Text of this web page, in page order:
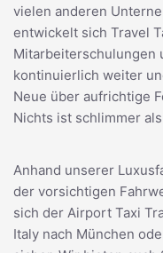
vielen anderen
entwickelt sich Travel
Mitarbeiterschulungen
kontinuierlich weiter
Neue über aufrichtige
Nichts ist schlimmer
Anhand unserer
der vorsichtigen
sich der Airport Taxi
Italy nach München